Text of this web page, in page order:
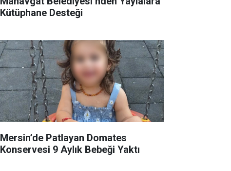
Kütüphane Desteği
Mersin’de Patlayan Domates
Konservesi 9 Aylık Bebeği Yaktı